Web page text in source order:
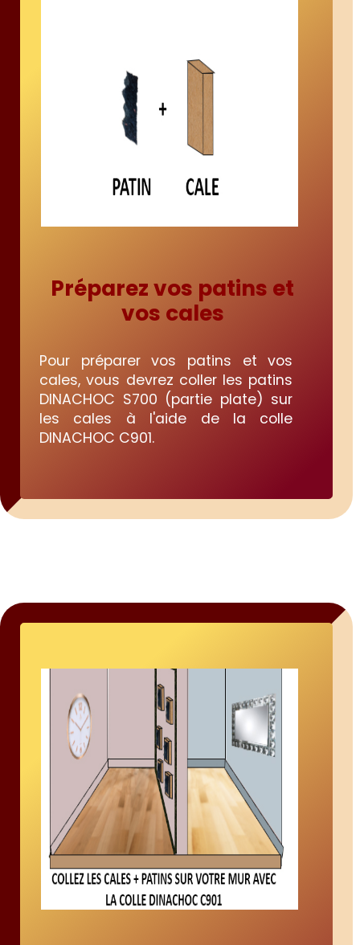
Préparez vos patins et
vos cales
Pour préparer vos patins et vos
cales, vous devrez coller les patins
DINACHOC S700 (partie plate) sur
les cales à l'aide de la colle
DINACHOC C901.